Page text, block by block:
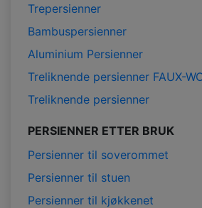
Trepersienner
Bambuspersienner
Aluminium Persienner
Treliknende persienner FAUX-
Treliknende persienner
PERSIENNER ETTER BRUK
Persienner til soverommet
Persienner til stuen
Persienner til kjøkkenet